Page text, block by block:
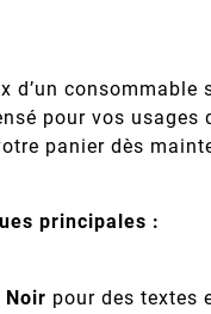
d’un consommable
pour vos usages
panier dès
principales :
Noir pour des textes